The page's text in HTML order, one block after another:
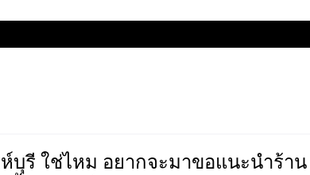
บุรี ใช่ไหม อยากจะมาขอแนะนำร้าน